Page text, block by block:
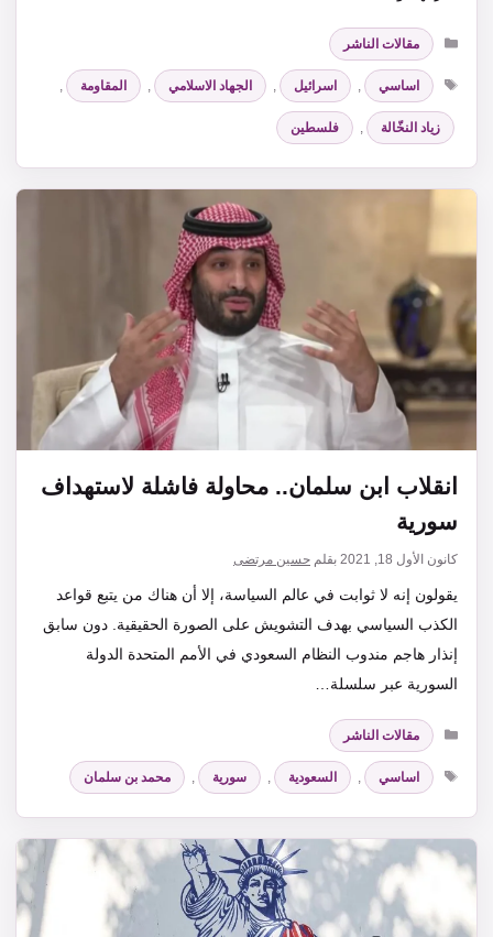
التصنيفات
مقالات الناشر
الوسوم
اساسي اسرائيل الجهاد الاسلامي المقاومة
زياد النخّالة فلسطين
انقلاب ابن سلمان.. محاولة فاشلة لاستهداف
سورية
كانون الأول 18, 2021 بقلم حسين مرتضى
يقولون إنه لا ثوابت في عالم السياسة، إلا أن هناك من يتبع قواعد
الكذب السياسي بهدف التشويش على الصورة الحقيقية. دون سابق
إنذار هاجم مندوب النظام السعودي في الأمم المتحدة الدولة
السورية عبر سلسلة…
التصنيفات
مقالات الناشر
الوسوم
اساسي السعودية سورية محمد بن سلمان